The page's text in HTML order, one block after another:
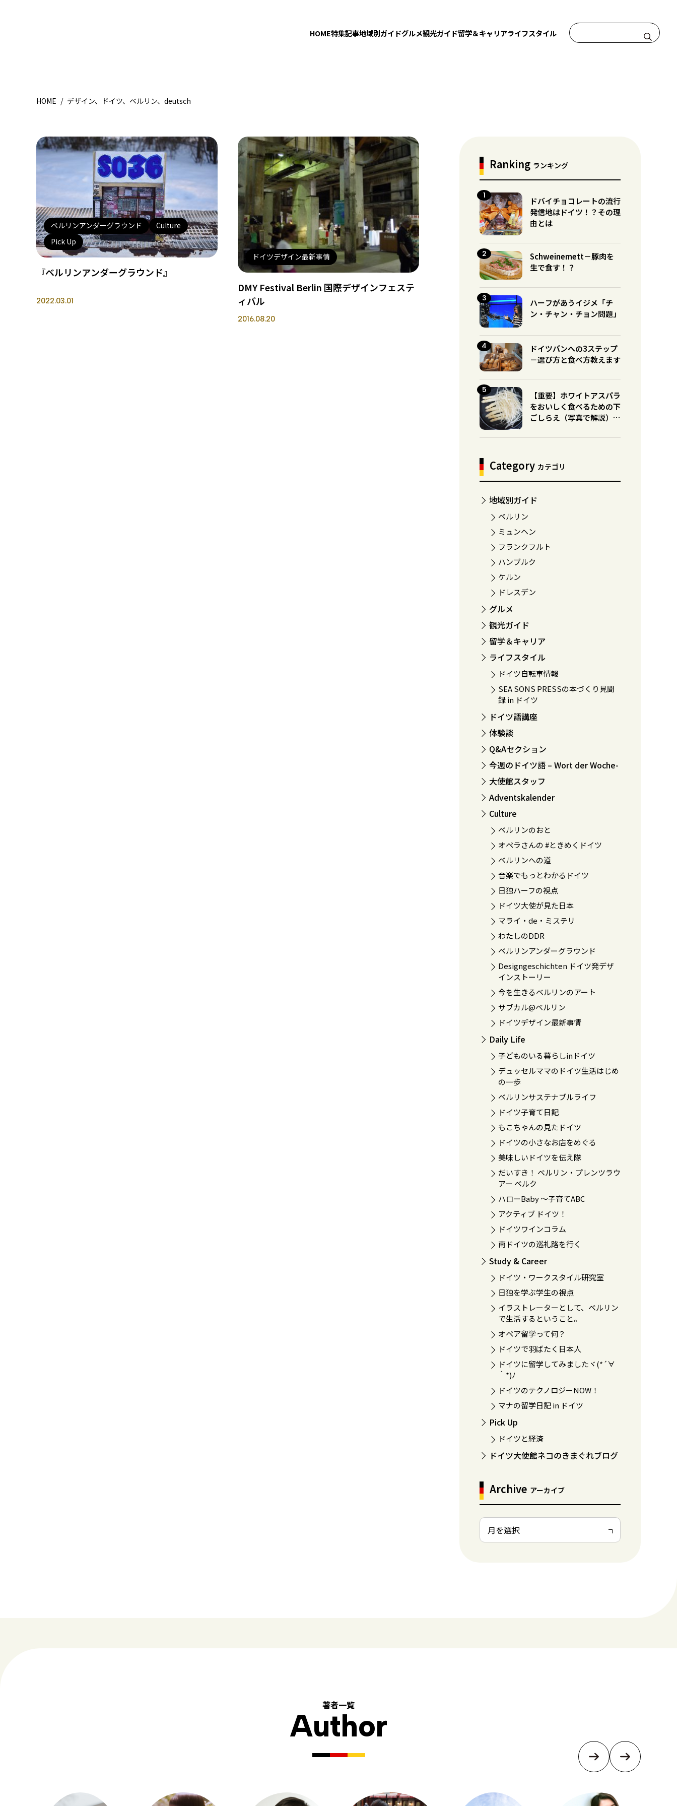
HOME特集記事地域別ガイドグルメ観光ガイド留学＆キャリアライフスタイル
HOME / デザイン、ドイツ、ベルリン、deutsch
ベルリンアンダーグラウンド
Culture
Pick Up
『ベルリンアンダーグラウンド』
2022.03.01
ドイツデザイン最新事情
DMY Festival Berlin 国際デザインフェステ
ィバル
2016.08.20
Ranking ランキング
ドバイチョコレートの流行
発信地はドイツ！？その理
由とは
Schweinemett－豚肉を
生で食す！？
ハーフがあうイジメ「チ
ン・チャン・チョン問題」
ドイツパンへの3ステップ
－選び方と食べ方教えます
【重要】ホワイトアスパラ
をおいしく食べるための下
ごしらえ（写真で解説）※
Category カテゴリ
地域別ガイド
ベルリン
ミュンヘン
フランクフルト
ハンブルク
ケルン
ドレスデン
グルメ
観光ガイド
留学＆キャリア
ライフスタイル
ドイツ自転車情報
SEA SONS PRESSの本づくり見聞
録 in ドイツ
ドイツ語講座
体験談
Q&Aセクション
今週のドイツ語 – Wort der Woche-
大使館スタッフ
Adventskalender
Culture
ベルリンのおと
オペラさんの #ときめくドイツ
ベルリンへの道
音楽でもっとわかるドイツ
日独ハーフの視点
ドイツ大使が見た日本
マライ・de・ミステリ
わたしのDDR
ベルリンアンダーグラウンド
Designgeschichten ドイツ発デザ
インストーリー
今を生きるベルリンのアート
サブカル@ベルリン
ドイツデザイン最新事情
Daily Life
子どものいる暮らしinドイツ
デュッセルママのドイツ生活はじめ
の一歩
ベルリンサステナブルライフ
ドイツ子育て日記
もこちゃんの見たドイツ
ドイツの小さなお店をめぐる
美味しいドイツを伝え隊
だいすき！ ベルリン・プレンツラウ
アー ベルク
ハローBaby 〜子育てABC
アクティブ ドイツ！
ドイツワインコラム
南ドイツの巡礼路を行く
Study & Career
ドイツ・ワークスタイル研究室
日独を学ぶ学生の視点
イラストレーターとして、ベルリン
で生活するということ。
オペア留学って何？
ドイツで羽ばたく日本人
ドイツに留学してみましたヾ(*´∀
｀*)ﾉ
ドイツのテクノロジーNOW！
マナの留学日記 in ドイツ
Pick Up
ドイツと経済
ドイツ大使館ネコのきまぐれブログ
Archive アーカイブ
著者一覧
Author